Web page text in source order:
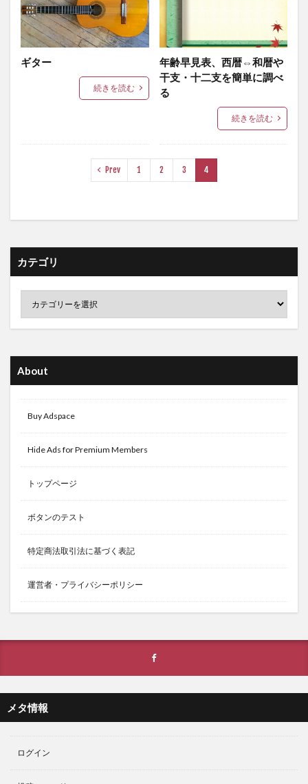
ギター
続きを読む
年齢早見表、西暦⇔和暦や
干支・十二支を簡単に調べ
る
続きを読む
Prev 1 2 3 4
カテゴリ
About
Buy Adspace
Hide Ads for Premium Members
トップページ
ボタンのテスト
特定商法取引法に基づく表記
運営者・プライバシーポリシー
メタ情報
ログイン